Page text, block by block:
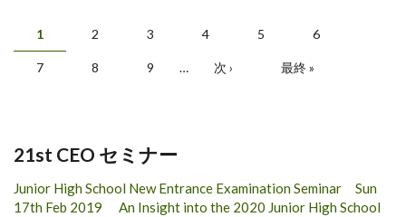
ページ
1 2 3 4 5 6
7 8 9 … 次 › 最終 »
21st CEO セミナー
Junior High School New Entrance Examination Seminar Sun
17th Feb 2019 An Insight into the 2020 Junior High School